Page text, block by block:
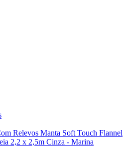
Relevos Manta Soft Touch Flannel
2,2 x 2,5m Cinza - Marina